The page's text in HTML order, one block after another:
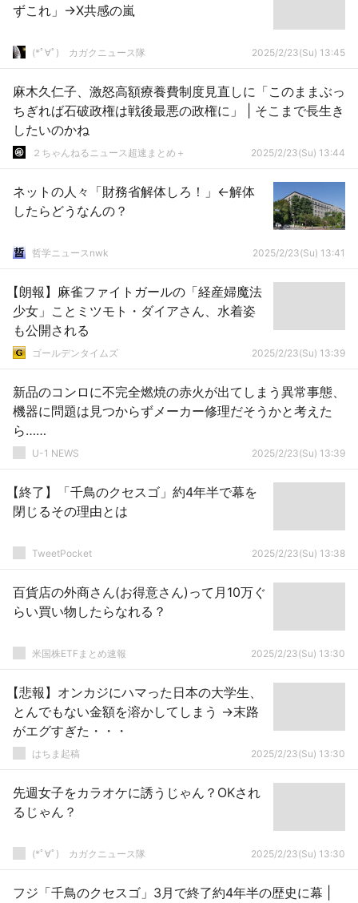
ずこれ」→X共感の嵐
(*ﾟ∀ﾟ)ゞカガクニュース隊 2025/2/23(Su) 13:45
麻木久仁子、激怒高額療養費制度見直しに「このままぶっ
ちぎれば石破政権は戦後最悪の政権に」 | そこまで長生き
したいのかね
２ちゃんねるニュース超速まとめ＋ 2025/2/23(Su) 13:44
ネットの人々「財務省解体しろ！」←解体
したらどうなんの？
哲学ニュースnwk 2025/2/23(Su) 13:41
【朗報】麻雀ファイトガールの「経産婦魔法
少女」ことミツモト・ダイアさん、水着姿
も公開される
ゴールデンタイムズ 2025/2/23(Su) 13:39
新品のコンロに不完全燃焼の赤火が出てしまう異常事態、
機器に問題は見つからずメーカー修理だそうかと考えた
ら……
U-1 NEWS 2025/2/23(Su) 13:39
【終了】「千鳥のクセスゴ」約4年半で幕を
閉じるその理由とは
TweetPocket 2025/2/23(Su) 13:38
百貨店の外商さん(お得意さん)って月10万ぐ
らい買い物したらなれる？
米国株ETFまとめ速報 2025/2/23(Su) 13:30
【悲報】オンカジにハマった日本の大学生、
とんでもない金額を溶かしてしまう →末路
がエグすぎた・・・
はちま起稿 2025/2/23(Su) 13:30
先週女子をカラオケに誘うじゃん？OKされ
るじゃん？
(*ﾟ∀ﾟ)ゞカガクニュース隊 2025/2/23(Su) 13:30
フジ「千鳥のクセスゴ」3月で終了約4年半の歴史に幕 |